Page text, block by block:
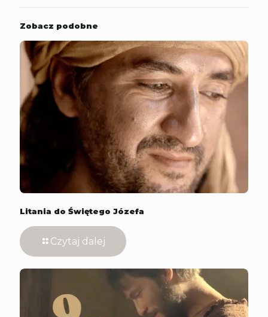
Zobacz podobne
Litania do Świętego Józefa
Czytaj dalej